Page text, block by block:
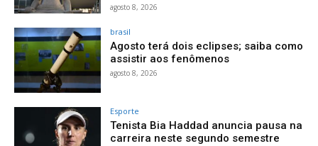
agosto 8, 2026
brasil
Agosto terá dois eclipses; saiba como
assistir aos fenômenos
agosto 8, 2026
Esporte
Tenista Bia Haddad anuncia pausa na
carreira neste segundo semestre